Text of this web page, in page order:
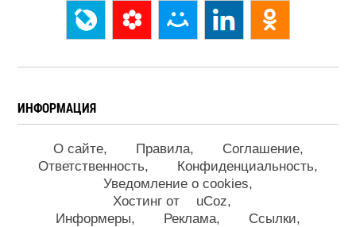
ИНФОРМАЦИЯ
О сайте Правила
Соглашение
Ответственность
Конфиденциальность
Уведомление о cookies
Хостинг от
uCoz
Информеры
Реклама
Ссылки